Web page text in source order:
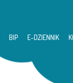
BIP E-DZIENNIK